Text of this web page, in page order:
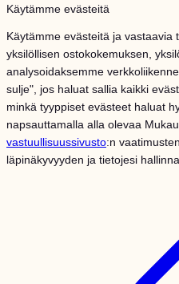
Käytämme evästeitä
Käytämme evästeitä ja
yksilöllisen ostokokemuksen,
analysoidaksemme
sulje", jos haluat sallia kaikki
minkä tyyppiset evästeet haluat
napsauttamalla alla olevaa
vastuullisuussivusto:n
läpinäkyvyyden ja tietojesi